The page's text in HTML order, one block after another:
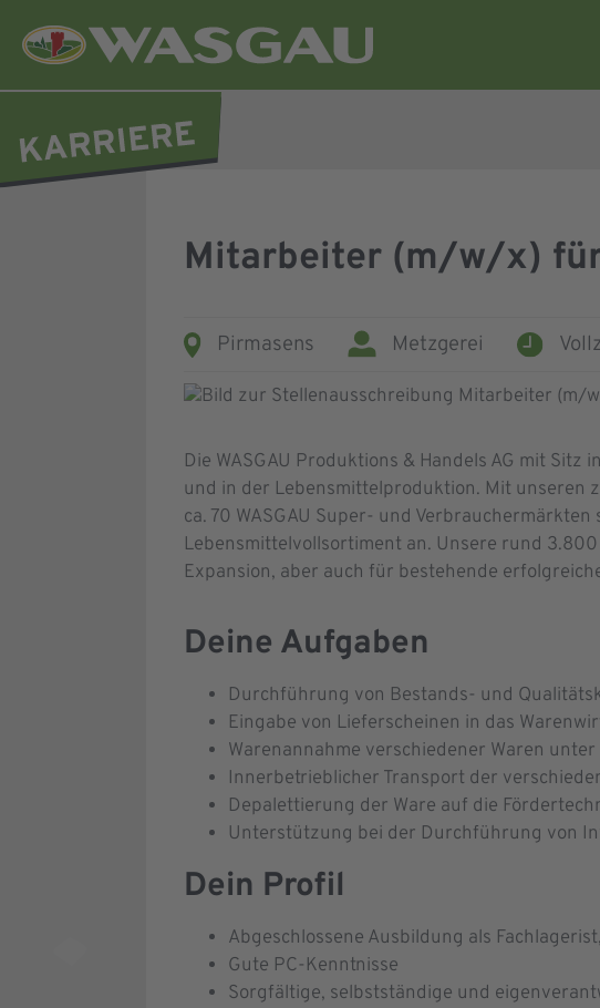
Mitarbeiter (m/w/x) für
Pirmasens Metzgerei
Die WASGAU Produktions & Handels AG mit
und in der Lebensmittelproduktion. Mit unseren
ca. 70 WASGAU Super- und
Lebensmittelvollsortiment an. Unsere rund
Expansion, aber auch für bestehende
Deine Aufgaben
Durchführung von Bestands- und
Eingabe von Lieferscheinen in das
Warenannahme verschiedener Waren
Innerbetrieblicher Transport der
Depalettierung der Ware auf die
Unterstützung bei der Durchführung von
Dein Profil
Abgeschlossene Ausbildung als
Gute PC-Kenntnisse
Sorgfältige, selbstständige und